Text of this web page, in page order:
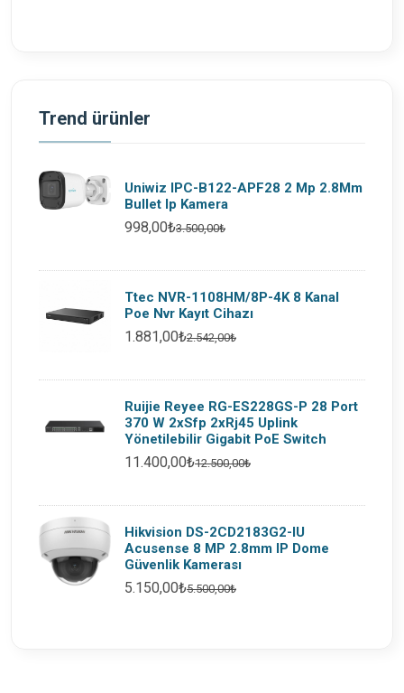
Trend ürünler
Uniwiz IPC-B122-APF28 2 Mp 2.8Mm
Bullet Ip Kamera
998,00₺3.500,00₺
Ttec NVR-1108HM/8P-4K 8 Kanal
Poe Nvr Kayıt Cihazı
1.881,00₺2.542,00₺
Ruijie Reyee RG-ES228GS-P 28 Port
370 W 2xSfp 2xRj45 Uplink
Yönetilebilir Gigabit PoE Switch
11.400,00₺12.500,00₺
Hikvision DS-2CD2183G2-IU
Acusense 8 MP 2.8mm IP Dome
Güvenlik Kamerası
5.150,00₺5.500,00₺